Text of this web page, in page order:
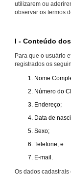
utilizarem ou
observar os termos
I - Conteúdo
Para que o usuário
registrados os
Nome
Número do
Endereço;
Data de
Sexo;
Telefone; e
E-mail.
Os dados